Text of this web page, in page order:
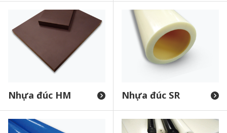
Nhựa đúc HM Nhựa đúc SR